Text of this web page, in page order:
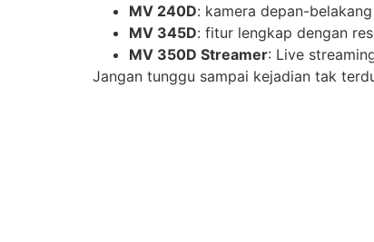
MV 240D: kamera depan-
MV 345D: fitur lengkap dengan
MV 350D Streamer: Live
Jangan tunggu sampai kejadian tak